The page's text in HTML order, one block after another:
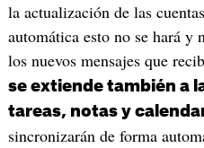
la actualización de las
automática esto no se hará y
los nuevos mensajes que
se extiende también a
tareas, notas y
sincronizarán de forma